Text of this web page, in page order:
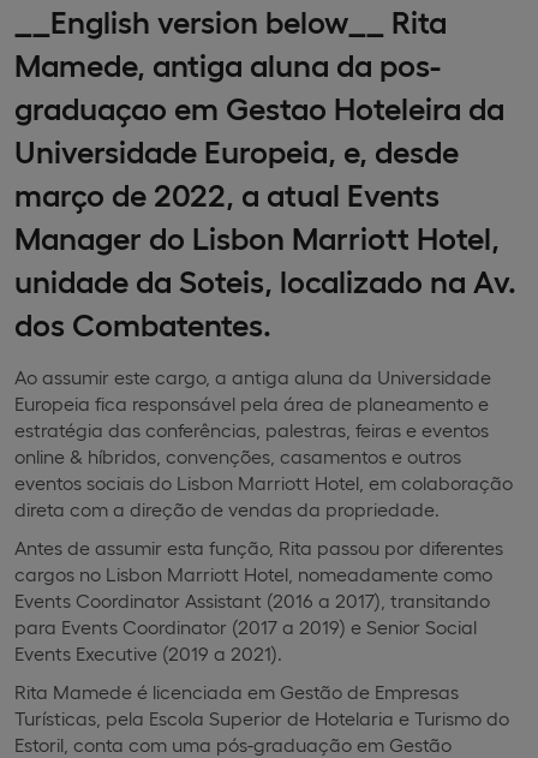
__English version below__ Rita
Mamede, antiga aluna da pos-
graduaçao em Gestao Hoteleira da
Universidade Europeia, e, desde
março de 2022, a atual Events
Manager do Lisbon Marriott Hotel,
unidade da Soteis, localizado na Av.
dos Combatentes.
Ao assumir este cargo, a antiga aluna da Universidade
Europeia fica responsável pela área de planeamento e
estratégia das conferências, palestras, feiras e eventos
online & híbridos, convenções, casamentos e outros
eventos sociais do Lisbon Marriott Hotel, em colaboração
direta com a direção de vendas da propriedade.
Antes de assumir esta função, Rita passou por diferentes
cargos no Lisbon Marriott Hotel, nomeadamente como
Events Coordinator Assistant (2016 a 2017), transitando
para Events Coordinator (2017 a 2019) e Senior Social
Events Executive (2019 a 2021).
Rita Mamede é licenciada em Gestão de Empresas
Turísticas, pela Escola Superior de Hotelaria e Turismo do
Estoril, conta com uma pós-graduação em Gestão